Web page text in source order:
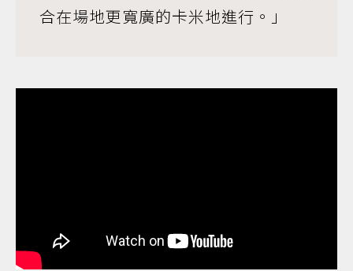
合在場地更寬廣的卡米地進行。」